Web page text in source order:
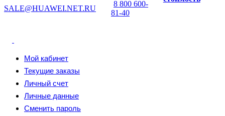
SALE@HUAWEI.NET.RU
8 800 600-
81-40
Мой кабинет
Текущие заказы
Личный счет
Личные данные
Сменить пароль